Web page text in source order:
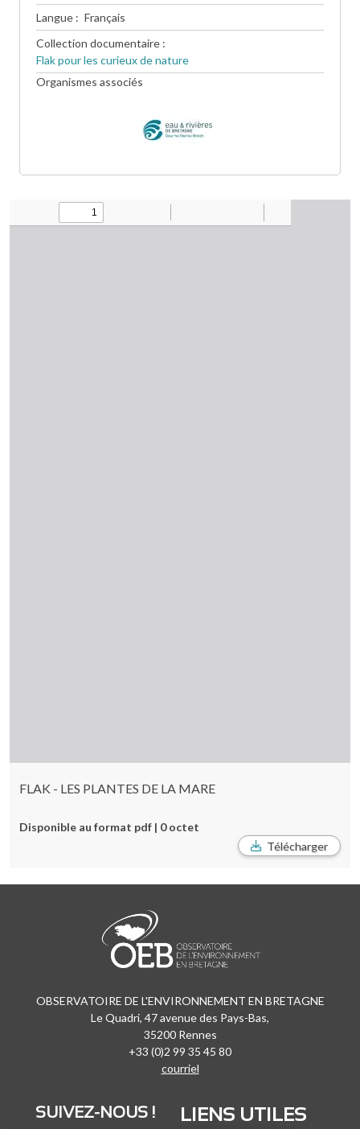
Langue
Français
Collection documentaire
Flak pour les curieux de nature
Organismes associés
FLAK - LES PLANTES DE LA MARE
Disponible au format pdf | 0 octet
Télécharger
OBSERVATOIRE DE L'ENVIRONNEMENT EN BRETAGNE
Le Quadri, 47 avenue des Pays-Bas,
35200 Rennes
+33 (0)2 99 35 45 80
courriel
SUIVEZ-NOUS ! LIENS UTILES